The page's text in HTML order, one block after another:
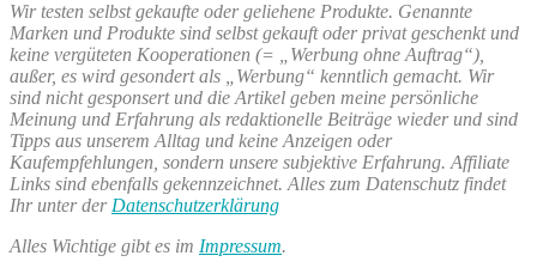
Wir testen selbst gekaufte oder geliehene Produkte. Genannte
Marken und Produkte sind selbst gekauft oder privat geschenkt und
keine vergüteten Kooperationen (= „Werbung ohne Auftrag“),
außer, es wird gesondert als „Werbung“ kenntlich gemacht. Wir
sind nicht gesponsert und die Artikel geben meine persönliche
Meinung und Erfahrung als redaktionelle Beiträge wieder und sind
Tipps aus unserem Alltag und keine Anzeigen oder
Kaufempfehlungen, sondern unsere subjektive Erfahrung. Affiliate
Links sind ebenfalls gekennzeichnet. Alles zum Datenschutz findet
Ihr unter der Datenschutzerklärung
Alles Wichtige gibt es im Impressum.